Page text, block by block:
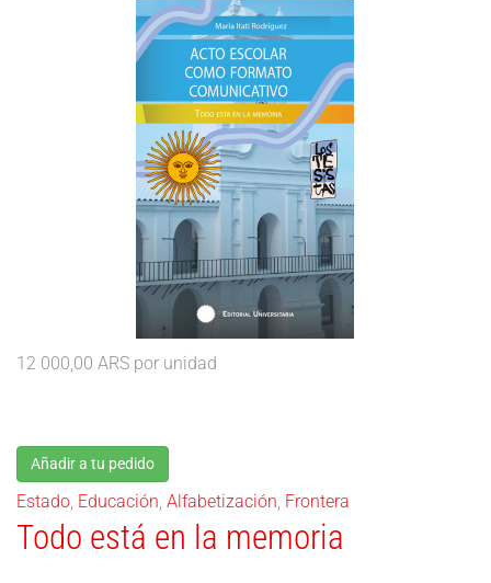
12 000,00 ARS por unidad
Añadir a tu pedido
Estado, Educación, Alfabetización, Frontera
Todo está en la memoria